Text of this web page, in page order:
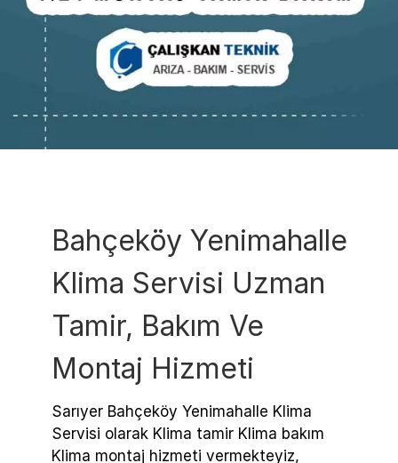
Bahçeköy Yenimahalle
Klima Servisi Uzman
Tamir, Bakım Ve
Montaj Hizmeti
Sarıyer Bahçeköy Yenimahalle Klima
Servisi olarak Klima tamir Klima bakım
Klima montaj hizmeti vermekteyiz,